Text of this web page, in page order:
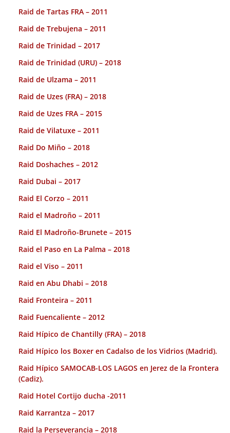
Raid de Tartas FRA – 2011
Raid de Trebujena – 2011
Raid de Trinidad – 2017
Raid de Trinidad (URU) – 2018
Raid de Ulzama – 2011
Raid de Uzes (FRA) – 2018
Raid de Uzes FRA – 2015
Raid de Vilatuxe – 2011
Raid Do Miño – 2018
Raid Doshaches – 2012
Raid Dubai – 2017
Raid El Corzo – 2011
Raid el Madroño – 2011
Raid El Madroño-Brunete – 2015
Raid el Paso en La Palma – 2018
Raid el Viso – 2011
Raid en Abu Dhabi – 2018
Raid Fronteira – 2011
Raid Fuencaliente – 2012
Raid Hípico de Chantilly (FRA) – 2018
Raid Hípico los Boxer en Cadalso de los Vidrios (Madrid).
Raid Hípico SAMOCAB-LOS LAGOS en Jerez de la Frontera
(Cadiz).
Raid Hotel Cortijo ducha -2011
Raid Karrantza – 2017
Raid la Perseverancia – 2018